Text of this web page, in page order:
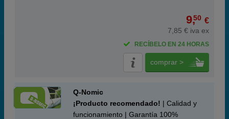
9,50 €
7,85 € iva ex
RECÍBELO EN 24 HORAS
comprar >
Q-Nomic
¡Producto recomendado! | Calidad y
funcionamiento | Garantía 100%